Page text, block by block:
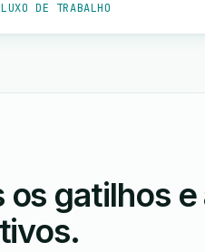
DE TRABALHO
os gatilhos